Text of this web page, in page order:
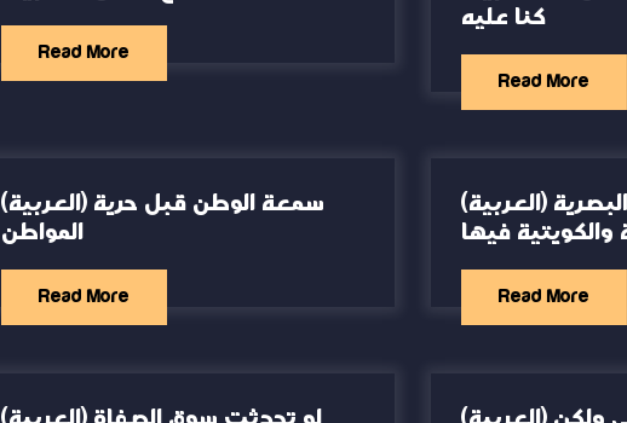
Read More
كنا عليه
Read More
(العربية) سمعة الوطن قبل حرية
المواطن
Read More
(العربية) جريدة الدستور البصرية
فيها
Read More
(العربية) لو تحدثت سوق الصفاة